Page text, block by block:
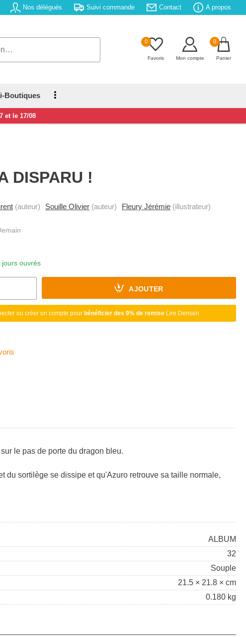
Nos délégués Suivi commande Contact A propos
0
Favoris Mon compte
0
Panier
Boutiques
et le 17/08
DISPARU !
(auteur) Souille Olivier (auteur) Fleury Jérémie (illustrateur)
jours ouvrés
AJOUTER
ou créer un compte pour bénéficier des 9% de remiseLire Demain
le pas de porte du dragon bleu.
du sortilège se dissipe et qu'Azuro retrouve sa taille normale,
ALBUM
32
Souple
21.5 × 21.8 × cm
0.180 kg